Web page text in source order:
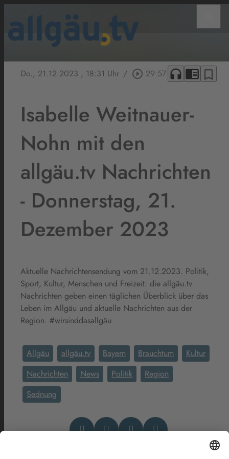
Do., 21.12.2023 , 18:31 Uhr / play_circle_outline 29:57 headphones chrome_reader_mode bookmark_border
Isabelle Weitnauer-
Nohn mit den
allgäu.tv Nachrichten
- Donnerstag, 21.
Dezember 2023
Aktuelle Nachrichtensendung vom 21.12.2023. Politik,
Sport, Kultur, Menschen und Freizeit: die allgäu.tv
Nachrichten geben einen täglichen Überblick über das
Leben im Allgäu und aktuelle Nachrichten aus der
Region. #wirsinddasallgäu
Allgäu allgäu.tv Bayern Brauchtum
Kultur
Nachrichten
News Politik
Region
Sednung